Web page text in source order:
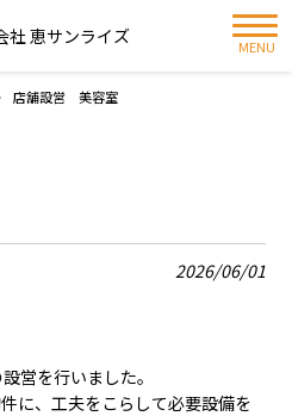
社 恵サンライズ MENU
店舗設営 美容室
2026/06/01
営を行いました。
に、工夫をこらして必要設備を